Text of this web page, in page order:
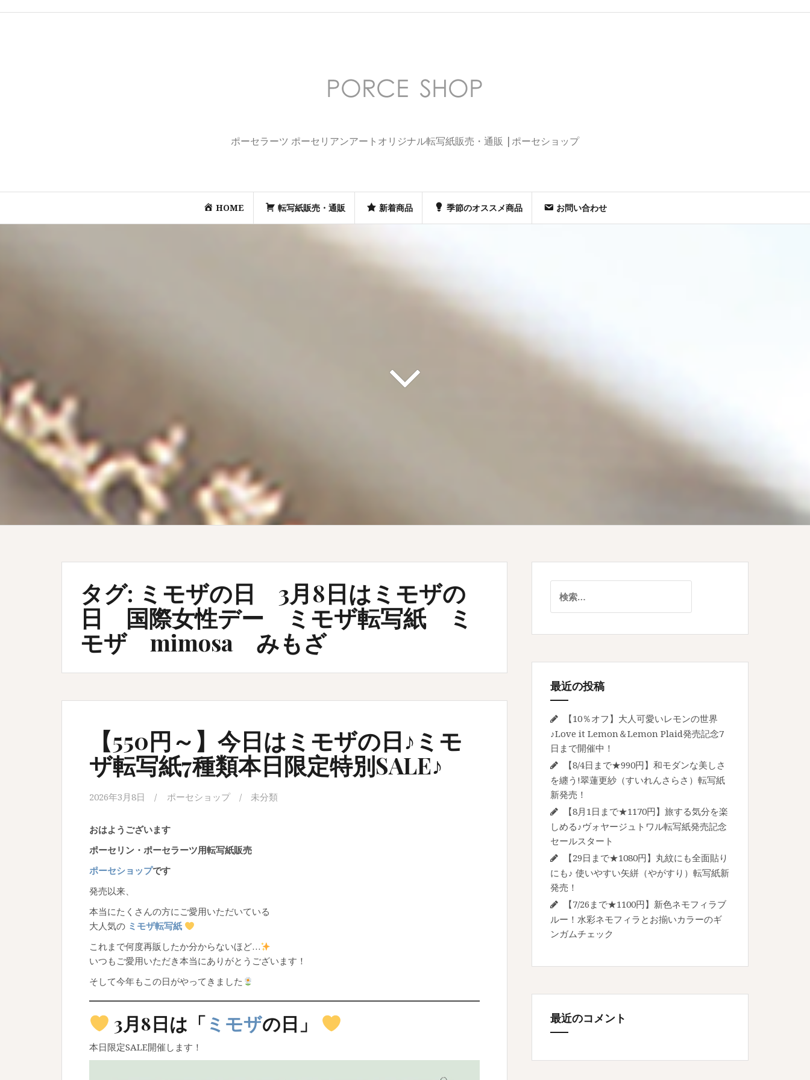
ポーセラーツ ポーセリアンアートオリジナル転写紙販売・通販 |ポーセショップ
HOME 転写紙販売・通販 新着商品 季節のオススメ商品 お問い合わせ
タグ: ミモザの日 3月8日はミモザの
日 国際女性デー ミモザ転写紙 ミ
モザ mimosa みもざ
【550円～】今日はミモザの日♪ミモ
ザ転写紙7種類本日限定特別SALE♪
2026年3月8日 ポーセショップ 未分類
おはようございます
ポーセリン・ポーセラーツ用転写紙販売
ポーセショップです
発売以来、
本当にたくさんの方にご愛用いただいている
大人気の ミモザ転写紙
これまで何度再販したか分からないほど…
いつもご愛用いただき本当にありがとうございます！
そして今年もこの日がやってきました
3月8日は「 ミモザの日」
本日限定SALE開催します！
索:
最近の投稿
【10％オフ】大人可愛いレモンの世界
♪Love it Lemon＆Lemon Plaid発売記念7
日まで開催中！
【8/4日まで★990円】和モダンな美しさ
を纏う!翠蓮更紗（すいれんさらさ）転写紙
新発売！
【8月1日まで★1170円】旅する気分を楽
しめる♪ヴォヤージュトワル転写紙発売記念
セールスタート
【29日まで★1080円】丸紋にも全面貼り
にも♪ 使いやすい矢絣（やがすり）転写紙新
発売！
【7/26まで★1100円】新色ネモフィラブ
ルー！水彩ネモフィラとお揃いカラーのギ
ンガムチェック
最近のコメント